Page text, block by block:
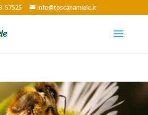
57525 info@toscanamiele.it